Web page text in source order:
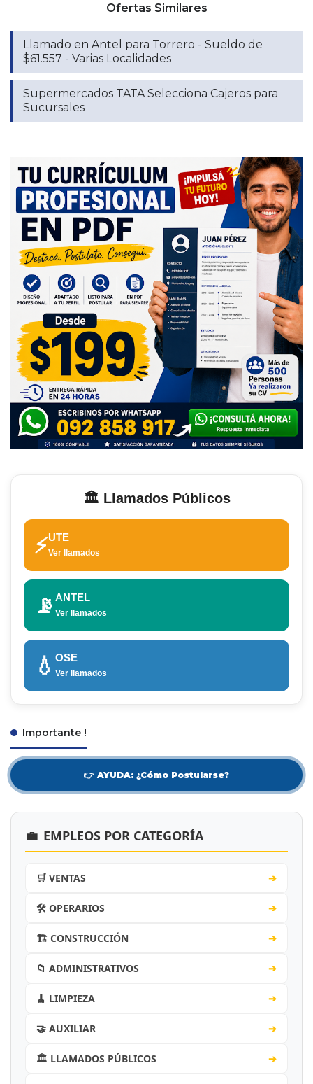
Ofertas Similares
Llamado en Antel para Torrero - Sueldo de
$61.557 - Varias Localidades
Supermercados TATA Selecciona Cajeros para
Sucursales
🏛️ Llamados Públicos
⚡UTE
Ver llamados
📡 ANTEL
Ver llamados
💧 OSE
Ver llamados
Importante !
👉 AYUDA: ¿Cómo Postularse?
💼 EMPLEOS POR CATEGORÍA
🛒 VENTAS ➔
🛠️ OPERARIOS ➔
🏗️ CONSTRUCCIÓN ➔
📁 ADMINISTRATIVOS ➔
🧹 LIMPIEZA ➔
🤝 AUXILIAR ➔
🏛️ LLAMADOS PÚBLICOS ➔